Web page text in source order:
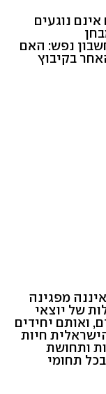
נוגעים
נפש: האם
בקיבוץ
מפגינה
של יוצאי
ואותם יחידים
חיות
ותחושת
תחומי